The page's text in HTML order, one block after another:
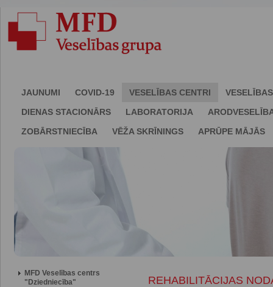
JAUNUMI COVID-19 VESELĪBAS CENTRI
DIENAS STACIONĀRS
LABORATORIJA
ZOBĀRSTNIECĪBA
VĒŽA SKRĪNINGS APRŪPE MĀJĀS
MFD Veselības centrs
"Dziedniecība"
REHABILITĀCIJAS